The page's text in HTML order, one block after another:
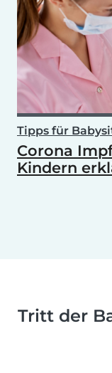
Tipps für
Corona
Kindern
Tritt der